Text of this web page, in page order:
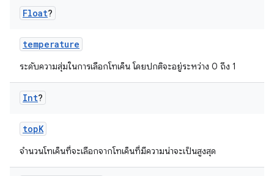
Float?
temperature
ระดับความสุ่มในการเลือกโทเค็น โดยปกติจะอยู่ระหว่าง 0 ถึง 1
Int?
topK
จำนวนโทเค็นที่จะเลือกจากโทเค็นที่มีความน่าจะเป็นสูงสุด